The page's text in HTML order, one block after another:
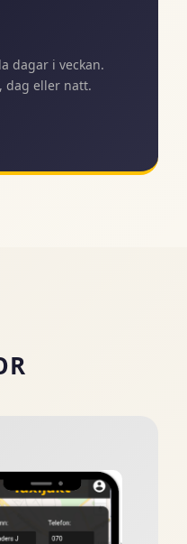
dagar i veckan.
dag eller natt.